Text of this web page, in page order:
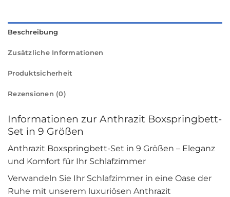
Beschreibung
Zusätzliche Informationen
Produktsicherheit
Rezensionen (0)
Informationen zur Anthrazit Boxspringbett-
Set in 9 Größen
Anthrazit Boxspringbett-Set in 9 Größen – Eleganz
und Komfort für Ihr Schlafzimmer
Verwandeln Sie Ihr Schlafzimmer in eine Oase der
Ruhe mit unserem luxuriösen Anthrazit